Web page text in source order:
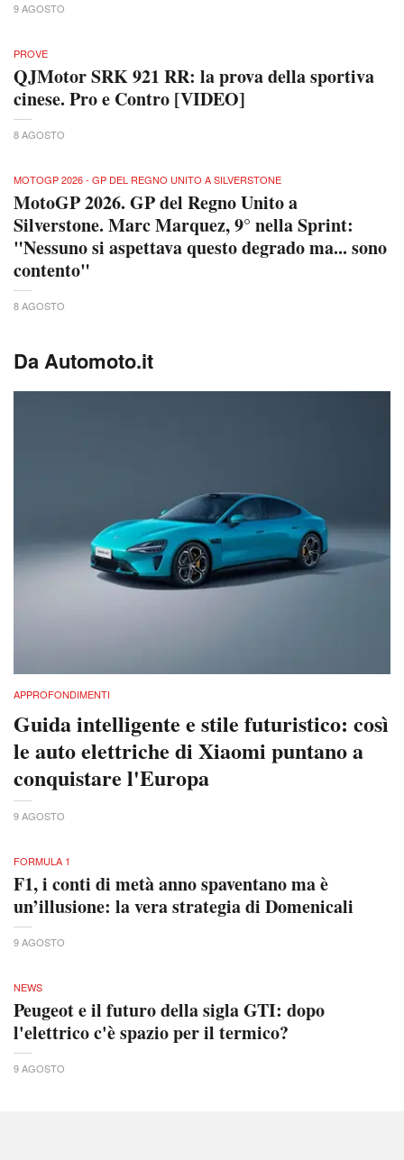
9 AGOSTO
PROVE
QJMotor SRK 921 RR: la prova della sportiva
cinese. Pro e Contro [VIDEO]
8 AGOSTO
MOTOGP 2026 - GP DEL REGNO UNITO A SILVERSTONE
MotoGP 2026. GP del Regno Unito a
Silverstone. Marc Marquez, 9° nella Sprint:
"Nessuno si aspettava questo degrado ma... sono
contento"
8 AGOSTO
Da Automoto.it
APPROFONDIMENTI
Guida intelligente e stile futuristico: così
le auto elettriche di Xiaomi puntano a
conquistare l'Europa
9 AGOSTO
FORMULA 1
F1, i conti di metà anno spaventano ma è
un’illusione: la vera strategia di Domenicali
9 AGOSTO
NEWS
Peugeot e il futuro della sigla GTI: dopo
l'elettrico c'è spazio per il termico?
9 AGOSTO